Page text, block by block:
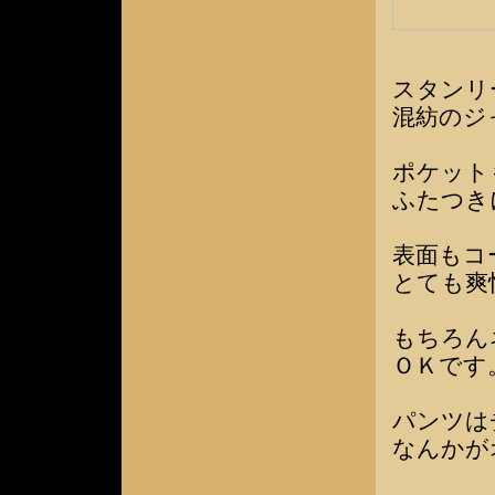
スタン
混紡のジ
ポケッ
ふたつ
表面もコ
とても
もちろ
ＯＫです
パンツ
なんか